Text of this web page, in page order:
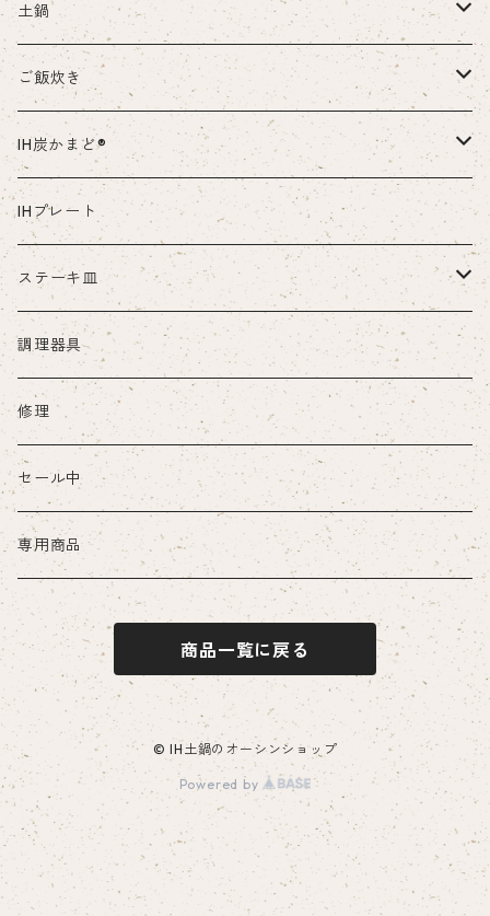
土鍋
部品・付属品など
ご飯炊き
本体
部品・付属品など
IH炭かまど®
本体
部品・付属品など
IHプレート
ステーキ皿
本体
部品・付属品など
調理器具
修理
セール中
専用商品
商品一覧に戻る
© IH土鍋のオーシンショップ
Powered by